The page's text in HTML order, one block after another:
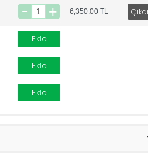
6,350.00 TL
Ekle
Ekle
Ekle